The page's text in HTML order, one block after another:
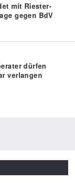
mit Riester-
gegen BdV
dürfen
verlangen